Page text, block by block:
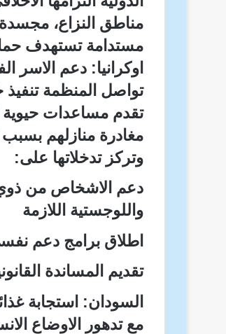
مناطق النزاع، مجسدة
مستدامة تستهدف
اوكرانيا: دعم الاسر
تواصل المنظمة تنفيذ
مغادرة منازلهم
وتركز تدخلاتها على:
دعم الاشخاص من ذوي
واللوجستية اللازمة
اطلاق برامج دعم
تقديم المساندة
السودان: استجابة
مع تدهور الاوضاع